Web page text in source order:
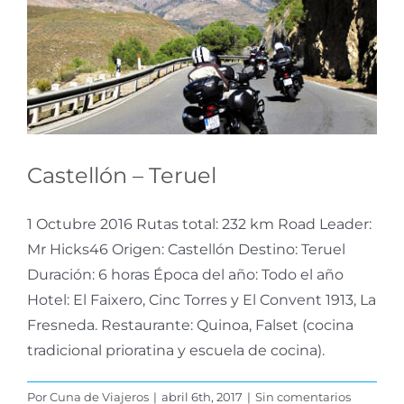
Castellón – Teruel
Castellón – Teruel
1 Octubre 2016 Rutas total: 232 km Road Leader:
Mr Hicks46 Origen: Castellón Destino: Teruel
Duración: 6 horas Época del año: Todo el año
Hotel: El Faixero, Cinc Torres y El Convent 1913, La
Fresneda. Restaurante: Quinoa, Falset (cocina
tradicional prioratina y escuela de cocina).
PorCuna de Viajeros | abril 6th, 2017 | Sin comentarios